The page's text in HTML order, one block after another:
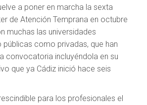
a poner en marcha la sexta
de Atención Temprana en octubre
muchas las universidades
públicas como privadas, que han
convocatoria incluyéndola en su
que ya Cádiz inició hace seis
para los profesionales el